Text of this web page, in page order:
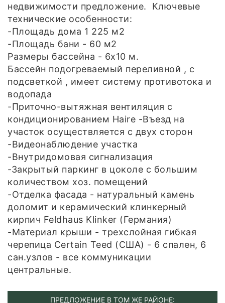
недвижимости предложение. Ключевые
технические особенности:
-Площадь дома 1 225 м2
-Площадь бани - 60 м2
Размеры бассейна - 6х10 м.
Бассейн подогреваемый переливной , с
подсветкой , имеет систему противотока и
водопада
-Приточно-вытяжная вентиляция с
кондиционированием Haire -Въезд на
участок осуществляется с двух сторон
-Видеонаблюдение участка
-Внутридомовая сигнализация
-Закрытый паркинг в цоколе с большим
количеством хоз. помещений
-Отделка фасада - натуральный камень
доломит и керамический клинкерный
кирпич Feldhaus Klinker (Германия)
-Материал крыши - трехслойная гибкая
черепица Certain Teed (США) - 6 спален, 6
сан.узлов - все коммуникации
центральные.
ПРЕДЛОЖЕНИЕ В ТОМ ЖЕ РАЙОНЕ: